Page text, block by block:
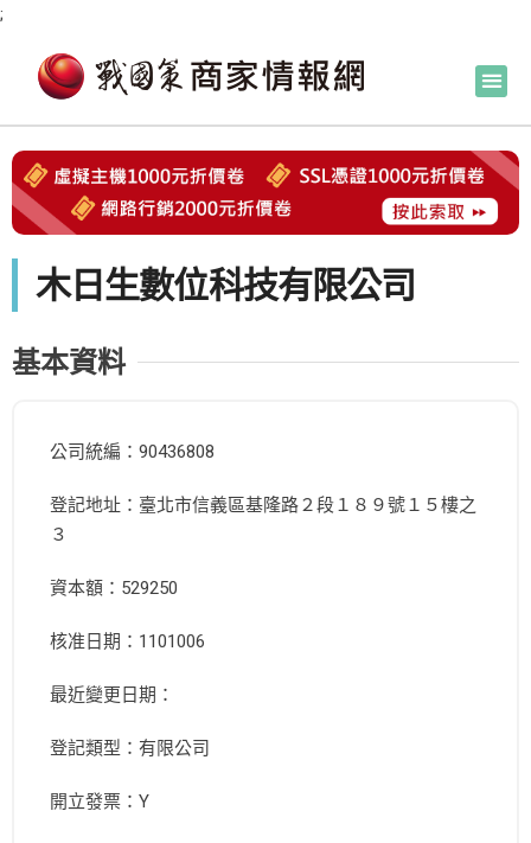
;
木日生數位科技有限公司
基本資料
公司統編：90436808
登記地址：臺北市信義區基隆路２段１８９號１５樓之
３
資本額：529250
核准日期：1101006
最近變更日期：
登記類型：有限公司
開立發票：Y